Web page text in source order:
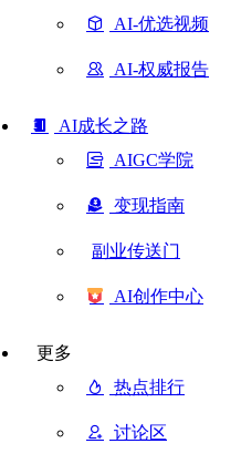
AI-优选视频
AI-权威报告
AI成长之路
AIGC学院
变现指南
副业传送门
AI创作中心
更多
热点排行
讨论区